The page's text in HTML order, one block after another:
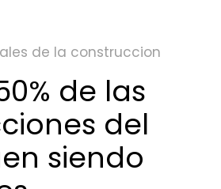
de la construccion
de las
del
siendo